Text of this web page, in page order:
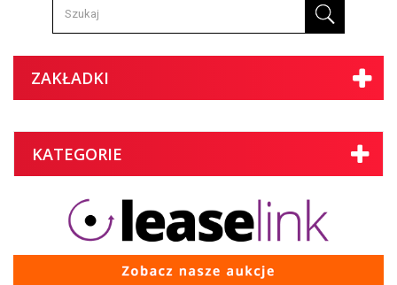
ZAKŁADKI
KATEGORIE